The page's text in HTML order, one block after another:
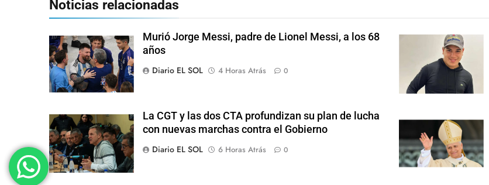
Noticias relacionadas
Murió Jorge Messi, padre de Lionel Messi, a los 68
años
Diario EL SOL
4 Horas Atrás 0
La CGT y las dos CTA profundizan su plan de lucha
con nuevas marchas contra el Gobierno
Diario EL SOL
6 Horas Atrás 0